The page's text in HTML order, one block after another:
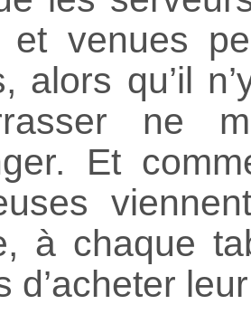
et venues
alors qu’il
ne
Et
à chaque
d’acheter